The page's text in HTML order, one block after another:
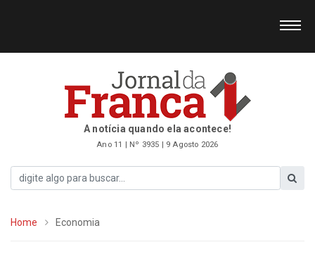
A notícia quando ela acontece!
Ano 11 | Nº 3935 | 9 Agosto 2026
Home Economia